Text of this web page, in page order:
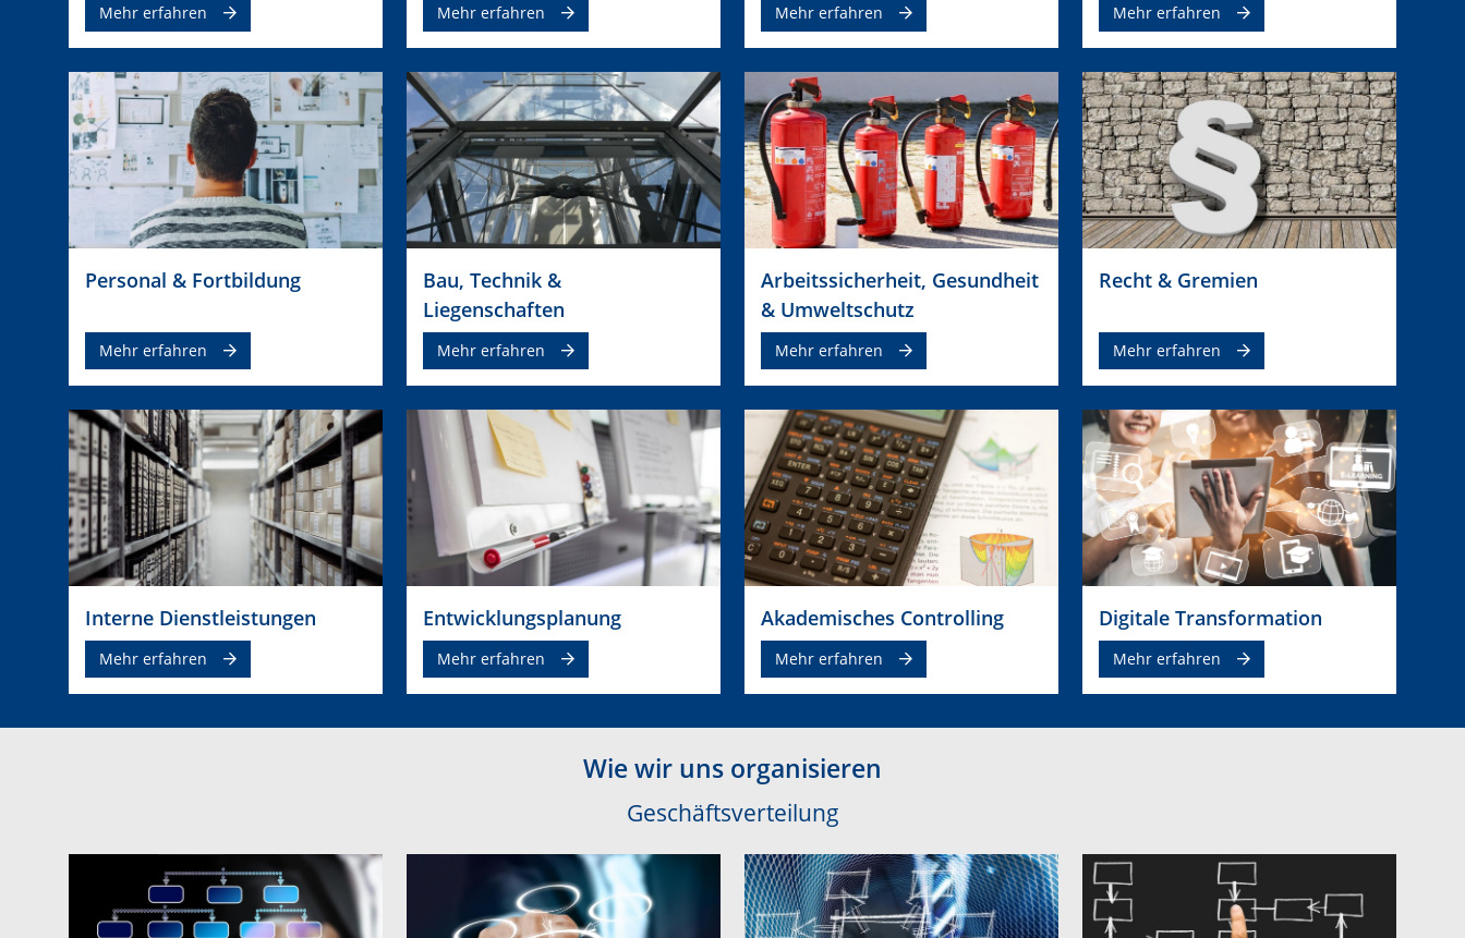
Mehr erfahren Mehr erfahren Mehr erfahren Mehr erfahren
Personal & Fortbildung
Mehr erfahren
Bau, Technik &
Liegenschaften
Mehr erfahren
Arbeitssicherheit, Gesundheit
& Umweltschutz
Mehr erfahren
Recht & Gremien
Mehr erfahren
Interne Dienstleistungen
Mehr erfahren
Entwicklungsplanung
Mehr erfahren
Akademisches Controlling
Mehr erfahren
Digitale Transformation
Mehr erfahren
Wie wir uns organisieren
Geschäftsverteilung